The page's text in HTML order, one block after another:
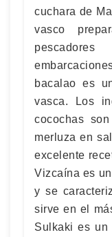
cuchara de
vasco
bacalao es
vasca. Los
cocochas
merluza en
excelente
Vizcaína es
y se
sirve en el
Sulkaki es un